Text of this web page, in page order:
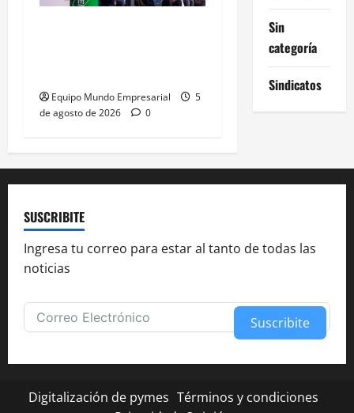
Equipo Mundo Empresarial
5
de agosto de 2026
0
Sin
categoría
Sindicatos
SUSCRIBITE
Ingresa tu correo para estar al tanto de todas las
noticias
Suscribite
Digitalización de pymes Términos y condiciones